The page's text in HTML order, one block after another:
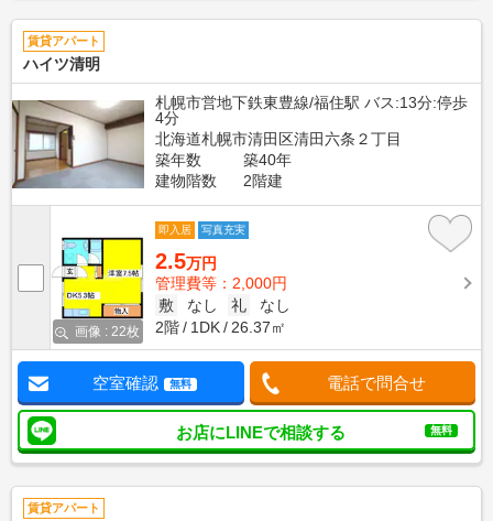
賃貸アパート
ハイツ清明
札幌市営地下鉄東豊線/福住駅 バス:13分:停歩
4分
北海道札幌市清田区清田六条２丁目
築年数
築40年
建物階数
2階建
画像 : 22枚
即入居 写真充実
2.5万円
管理費等：2,000円
敷
なし 礼
なし
2階
1DK 26.37㎡
空室確認 無料 電話で問合せ
お店にLINEで相談する 無料
賃貸アパート